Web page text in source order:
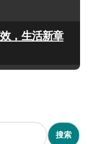
，生活新章